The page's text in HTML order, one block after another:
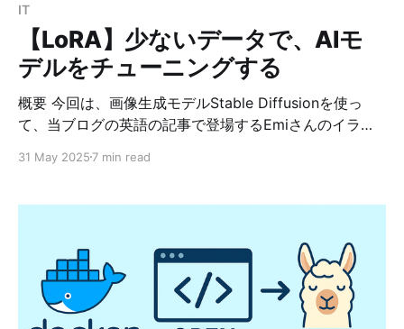
IT
【LoRA】少ないデータで、AIモ
デルをチューニングする
概要 今回は、画像生成モデルStable Diffusionを使っ
て、当ブログの英語の記事で登場するEmiさんのイラス
めに、LoRAという技術を使います。 LoRA（Low-Rank
効率的に行うための技術です。特に大規模言語モデル
資源で高品質なカスタマイズを可能にします。 LoRA
は、モデルの重みを直接変更するのではなく、低ランク
の行列を挿入して学習することで、従来のファインチュ
ーニングよりも少ない計算コストで高い性能を維持でき
31 May 2025 7 min read